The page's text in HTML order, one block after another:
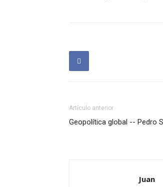
Artículo anterior
Geopolítica global -- Pedro
Juan